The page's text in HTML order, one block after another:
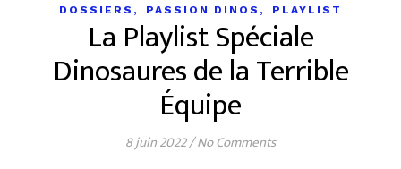
DOSSIERS , PASSION DINOS , PLAYLIST
La Playlist Spéciale
Dinosaures de la Terrible
Équipe
8 juin 2022/No Comments